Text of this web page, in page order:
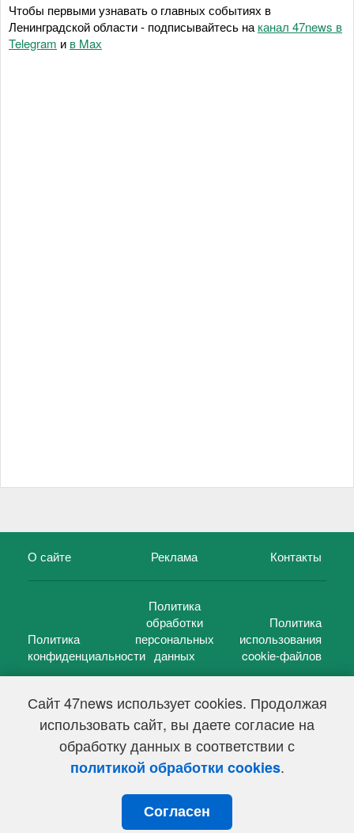
Сайт 47news использует cookies. Продолжая
использовать сайт, вы даете согласие на
обработку данных в соответствии с
политикой обработки cookies.
Согласен
Чтобы первыми узнавать о главных событиях в
Ленинградской области - подписывайтесь на канал 47news в
Telegram и в Maх
О сайте Реклама Контакты
Политика
конфиденциальности
Политика
обработки
персональных
данных
Политика
использования
cookie-файлов
47 новостей (47 news)2005 — 2026 г.
Свидетельство о регистрации СМИ Эл № ФС 77-39848, выдано
Федеральной службой по надзору в сфере связи,
информационных технологий и массовых коммуникаций